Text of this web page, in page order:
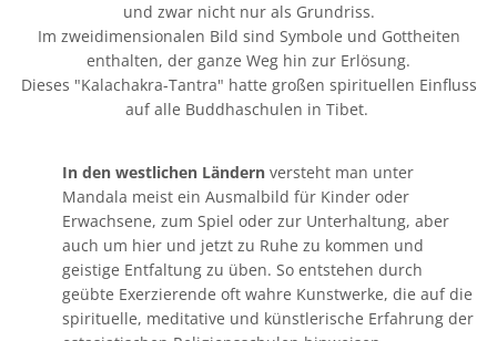
und zwar nicht nur als Grundriss.
Im zweidimensionalen Bild sind Symbole und Gottheiten
enthalten, der ganze Weg hin zur Erlösung.
Dieses "Kalachakra-Tantra" hatte großen spirituellen Einfluss
auf alle Buddhaschulen in Tibet.
In den westlichen Ländern versteht man unter
Mandala meist ein Ausmalbild für Kinder oder
Erwachsene, zum Spiel oder zur Unterhaltung, aber
auch um hier und jetzt zu Ruhe zu kommen und
geistige Entfaltung zu üben. So entstehen durch
geübte Exerzierende oft wahre Kunstwerke, die auf die
spirituelle, meditative und künstlerische Erfahrung der